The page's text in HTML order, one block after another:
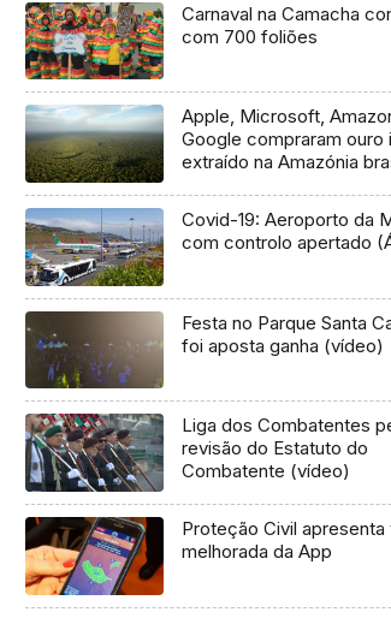
Carnaval na Camacha
com 700 foliões
Apple, Microsoft,
Google compraram ouro
extraído na Amazónia
Covid-19: Aeroporto da
com controlo apertado
Festa no Parque Santa
foi aposta ganha (vídeo)
Liga dos Combatentes
revisão do Estatuto do
Combatente (vídeo)
Proteção Civil apresenta
melhorada da App